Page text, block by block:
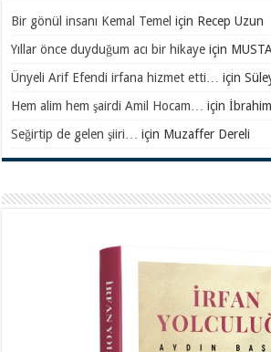
Bir gönül insanı Kemal Temel için Recep Uzun
Yıllar önce duyduğum acı bir hikaye için
Ünyeli Arif Efendi irfana hizmet etti… için
Hem alim hem şairdi Amil Hocam… için
Seğirtip de gelen şiiri… için Muzaffer Dereli